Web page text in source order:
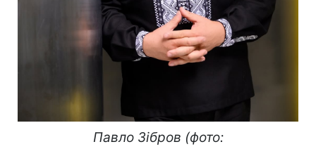
Павло Зібров (фото: